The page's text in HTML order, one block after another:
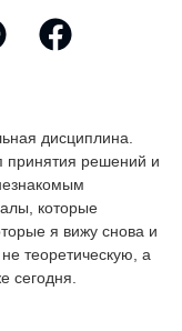
дисциплина.
принятия решений и
которые
я вижу снова и
теоретическую, а
сегодня.